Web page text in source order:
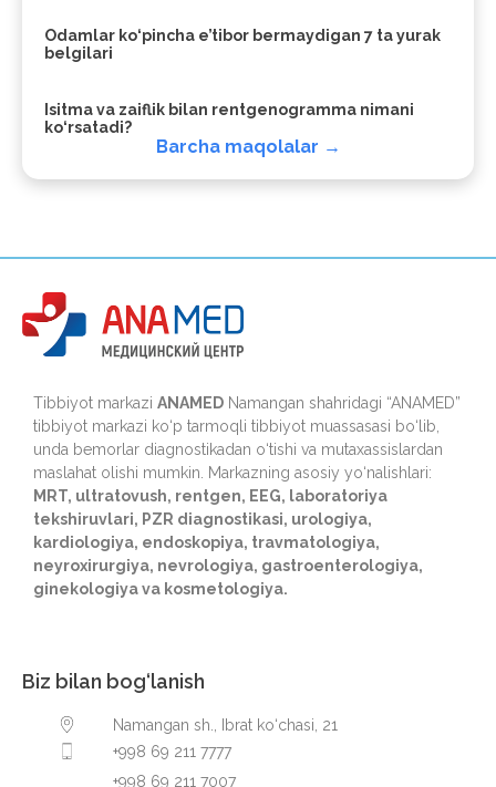
Odamlar ko‘pincha e’tibor bermaydigan 7 ta yurak
belgilari
Isitma va zaiflik bilan rentgenogramma nimani
ko‘rsatadi?
Barcha maqolalar →
Tibbiyot markazi ANAMED Namangan shahridagi “ANAMED”
tibbiyot markazi ko‘p tarmoqli tibbiyot muassasasi bo‘lib,
unda bemorlar diagnostikadan o‘tishi va mutaxassislardan
maslahat olishi mumkin. Markazning asosiy yo‘nalishlari:
MRT, ultratovush, rentgen, EEG, laboratoriya
tekshiruvlari, PZR diagnostikasi, urologiya,
kardiologiya, endoskopiya, travmatologiya,
neyroxirurgiya, nevrologiya, gastroenterologiya,
ginekologiya va kosmetologiya.
Biz bilan bog‘lanish
Namangan sh., Ibrat ko‘chasi, 21
+998 69 211 7777
+998 69 211 7007